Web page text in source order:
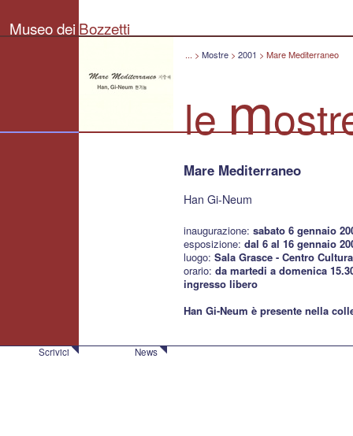
Bozzetti
"Pierluigi
Museo dei Bozzetti
... > Mostre > 2001 > Mare Mediterraneo
lem
Mare Mediterraneo
Han Gi-Neum
inaugurazione: sabato 6 gennaio
esposizione: dal 6 al 16 gennaio
luogo: Sala Grasce - Centro
orario: da martedi a domenica
ingresso libero
Han Gi-Neum è presente nella
Scrivici News